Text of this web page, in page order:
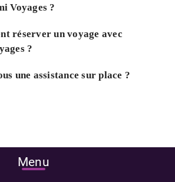
Voyages ?
réserver un voyage avec
?
une assistance sur place ?
Menu